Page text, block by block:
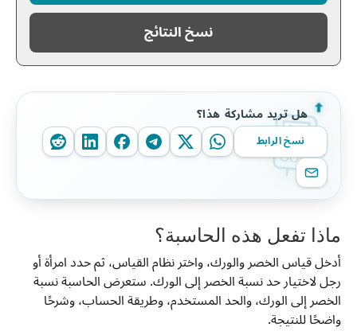
نسخ النتائج
هل تريد مشاركة هذا؟
نسخ الرابط
ماذا تفعل هذه الحاسبة؟
أدخل قياس الخصر والورك، واختر نظام القياس، ثم حدد امرأة أو
رجل لاختيار حد نسبة الخصر إلى الورك. ستعرض الحاسبة نسبة
الخصر إلى الورك، والحد المستخدم، وطريقة الحساب، وشرحًا
واضحًا للنتيجة.